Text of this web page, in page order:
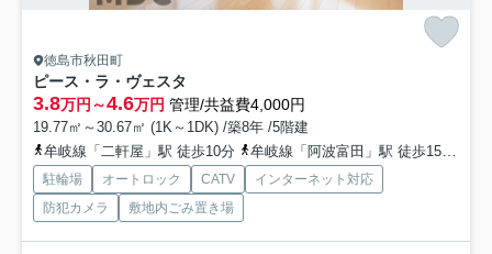
徳島市秋田町
ピース・ラ・ヴェスタ
3.8万円～4.6万円 管理/共益費4,000円
19.77㎡～30.67㎡ (1K～1DK) /築8年 /5階建
牟岐線「二軒屋」駅 徒歩10分
牟岐線「阿波富田」駅 徒歩15分
駐輪場 オートロック CATV
インターネット対応
防犯カメラ
敷地内ごみ置き場